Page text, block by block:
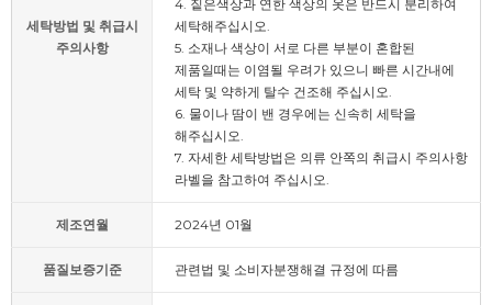
세탁방법 및 취급시
주의사항
4. 짙은색상과 연한 색상의 옷은 반드시 분리하여
세탁해주십시오.
5. 소재나 색상이 서로 다른 부분이 혼합된
제품일때는 이염될 우려가 있으니 빠른 시간내에
세탁 및 약하게 탈수 건조해 주십시오.
6. 물이나 땀이 밴 경우에는 신속히 세탁을
해주십시오.
7. 자세한 세탁방법은 의류 안쪽의 취급시 주의사항
라벨을 참고하여 주십시오.
제조연월 2024년 01월
품질보증기준 관련법 및 소비자분쟁해결 규정에 따름